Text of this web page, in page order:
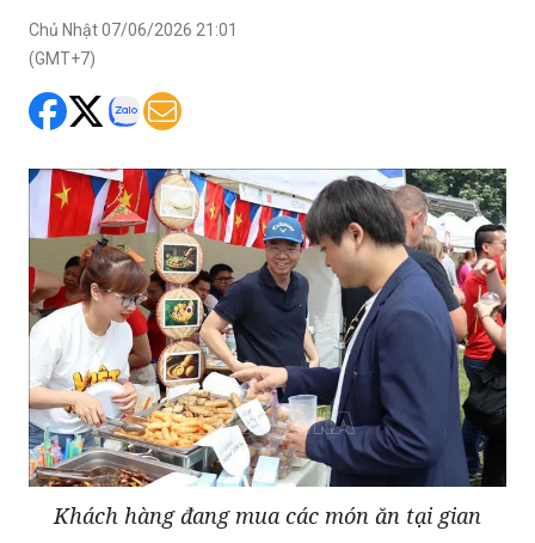
Khách hàng đang mua các món ăn tại gian
hàng của Đại sứ quán Việt Nam.
Sự kiện do chính quyền quận Praha 6 phối